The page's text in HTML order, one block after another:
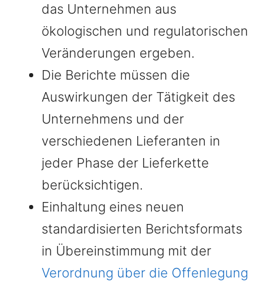
das Unternehmen aus
ökologischen und regulatorischen
Veränderungen ergeben.
Die Berichte müssen die
Auswirkungen der Tätigkeit des
Unternehmens und der
verschiedenen Lieferanten in
jeder Phase der Lieferkette
berücksichtigen.
Einhaltung eines neuen
standardisierten Berichtsformats
in Übereinstimmung mit der
Verordnung über die Offenlegung